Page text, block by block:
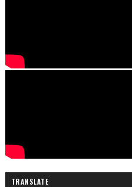
TRANSLATE